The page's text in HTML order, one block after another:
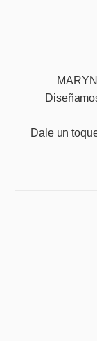
Dale un